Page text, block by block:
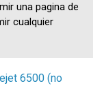
una pagina de
cualquier
6500 (no